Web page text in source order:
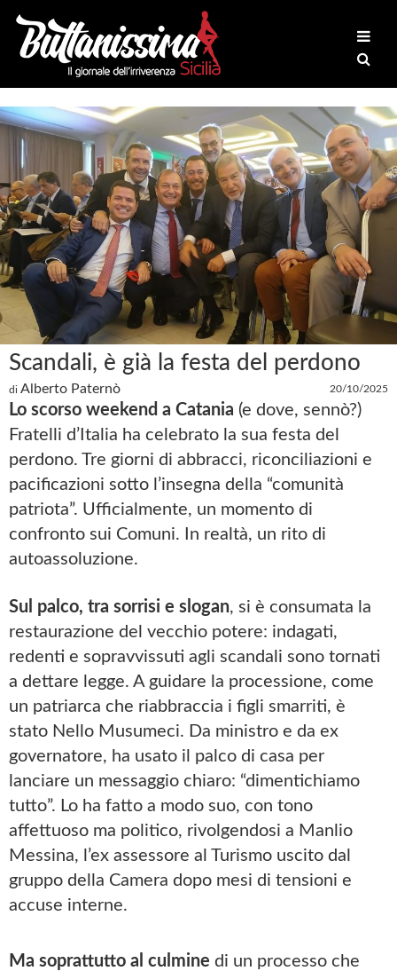
Scandali, è già la festa del perdono
di Alberto Paternò 20/10/2025
Lo scorso weekend a Catania (e dove, sennò?)
Fratelli d’Italia ha celebrato la sua festa del
perdono. Tre giorni di abbracci, riconciliazioni e
pacificazioni sotto l’insegna della “comunità
patriota”. Ufficialmente, un momento di
confronto sui Comuni. In realtà, un rito di
autoassoluzione.
Sul palco, tra sorrisi e slogan, si è consumata la
restaurazione del vecchio potere: indagati,
redenti e sopravvissuti agli scandali sono tornati
a dettare legge. A guidare la processione, come
un patriarca che riabbraccia i figli smarriti, è
stato Nello Musumeci. Da ministro e da ex
governatore, ha usato il palco di casa per
lanciare un messaggio chiaro: “dimentichiamo
tutto”. Lo ha fatto a modo suo, con tono
affettuoso ma politico, rivolgendosi a Manlio
Messina, l’ex assessore al Turismo uscito dal
gruppo della Camera dopo mesi di tensioni e
accuse interne.
Ma soprattutto al culmine di un processo che